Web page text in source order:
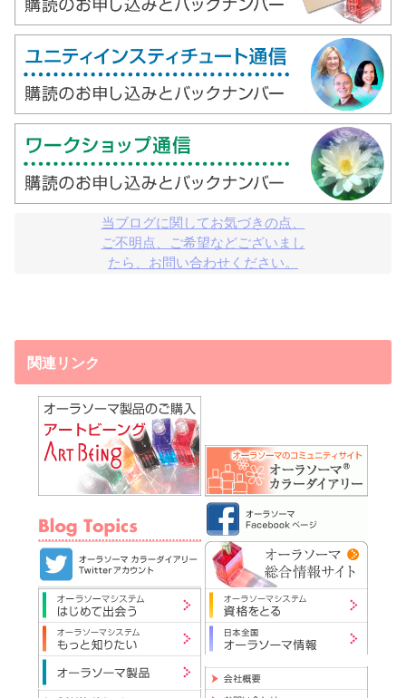
当ブログに関してお気づきの点、
ご不明点、ご希望などございまし
たら、お問い合わせください。
関連リンク